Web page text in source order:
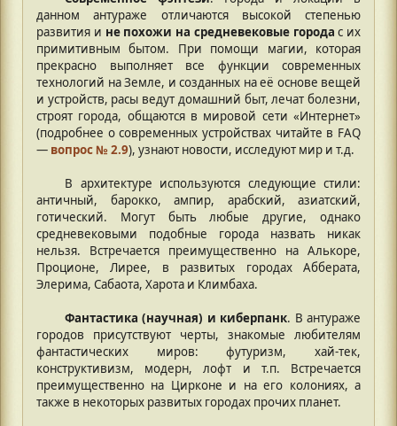
данном антураже отличаются высокой степенью
развития и не похожи на средневековые города с их
примитивным бытом. При помощи магии, которая
прекрасно выполняет все функции современных
технологий на Земле, и созданных на её основе вещей
и устройств, расы ведут домашний быт, лечат болезни,
строят города, общаются в мировой сети «Интернет»
(подробнее о современных устройствах читайте в FAQ
— вопрос № 2.9), узнают новости, исследуют мир и т.д.
В архитектуре используются следующие стили:
античный, барокко, ампир, арабский, азиатский,
готический. Могут быть любые другие, однако
средневековыми подобные города назвать никак
нельзя. Встречается преимущественно на Алькоре,
Проционе, Лирее, в развитых городах Абберата,
Элерима, Сабаота, Харота и Климбаха.
Фантастика (научная) и киберпанк. В антураже
городов присутствуют черты, знакомые любителям
фантастических миров: футуризм, хай-тек,
конструктивизм, модерн, лофт и т.п. Встречается
преимущественно на Цирконе и на его колониях, а
также в некоторых развитых городах прочих планет.